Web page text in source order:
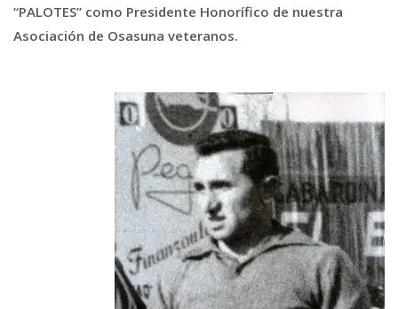
“PALOTES” como Presidente Honorífico de nuestra
Asociación de Osasuna veteranos.